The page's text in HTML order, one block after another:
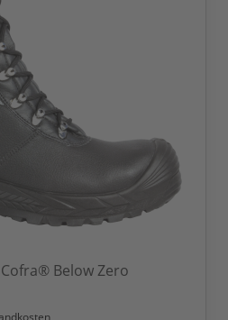
Cofra® Below Zero